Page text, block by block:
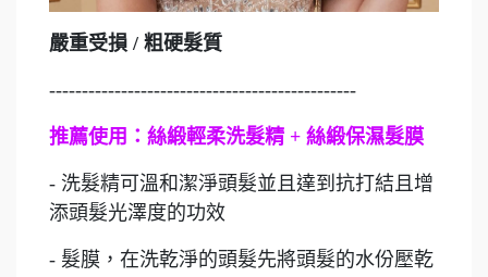
嚴重受損 / 粗硬髮質
-----------------------------------------------
推薦使用：絲緞輕柔洗髮精 + 絲緞保濕髮膜
- 洗髮精可溫和潔淨頭髮並且達到抗打結且增
添頭髮光澤度的功效
- 髮膜，在洗乾淨的頭髮先將頭髮的水份壓乾